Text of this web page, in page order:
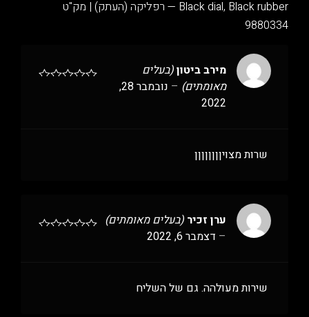
— Black dial, Black rubber רפליקה (העתק) | מק"ט
9880334
מירב ביטון(בעלים
מאומתים) –
נובמבר 28,
2022
שרות מצויןןןןןןןן
ערן זכיר (בעלים מאומתים)
– דצמבר 6, 2022
שירות מעולהה. גם של השליח